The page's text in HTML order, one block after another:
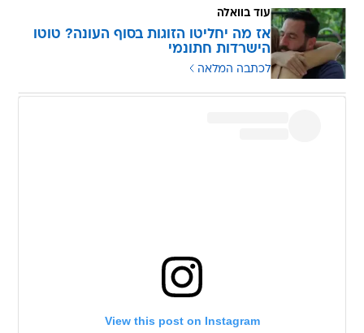
עוד בוואלה
אז מה יחליטו הזוגות בסוף העונה? טוטו
הישרדות חתונמי
לכתבה המלאה
View this post on Instagram